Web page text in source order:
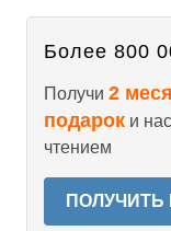
Более 800
Получи 2
подарок и
чтением
ПОЛУЧИТЬ